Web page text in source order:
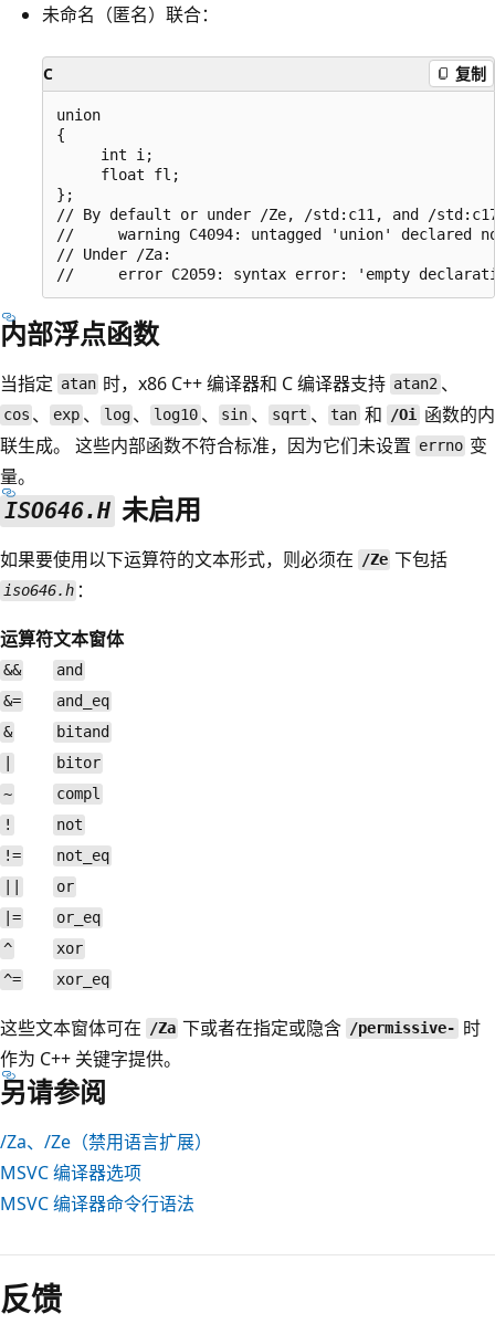
未命名（匿名）联合：
C 复制
union
{
     int i;
     float fl;
};
// By default or under /Ze, /std:c11, and /
//     warning C4094: untagged 'union' declared
// Under /Za:
内部浮点函数
当指定 atan 时，x86 C++ 编译器和 C 编译器支持 atan2、
cos 、 exp、 log 、 log10、 sin 、 sqrt 、 tan 和 /Oi函数的内
联生成。 这些内部函数不符合标准，因为它们未设置 errno 变
量。
ISO646.H 未启用
如果要使用以下运算符的文本形式，则必须在 /Ze 下包括
iso646.h ：
运算符文本窗体
&&
and
&=
and_eq
&
bitand
bitor
~
compl
!
not
!=
not_eq
or
|=
or_eq
^
xor
^=
xor_eq
这些文本窗体可在 /Za 下或者在指定或隐含 /permissive- 时
作为 C++ 关键字提供。
另请参阅
/Za、 /Ze （禁用语言扩展）
MSVC 编译器选项
MSVC 编译器命令行语法
反馈